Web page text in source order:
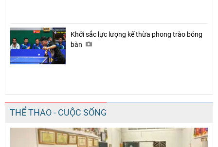
Khởi sắc lực lượng kế thừa phong trào bóng
bàn
THỂ THAO - CUỘC SỐNG